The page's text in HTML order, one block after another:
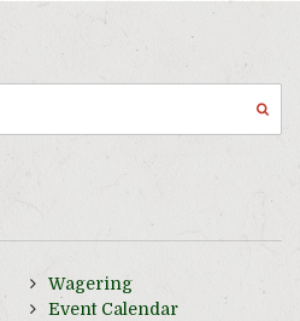
Wagering
Event Calendar